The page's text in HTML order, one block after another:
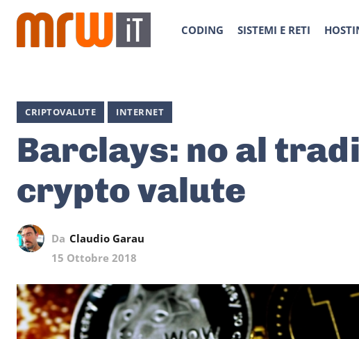
CODING SISTEMI E RETI
CRIPTOVALUTE INTERNET
Barclays: no al
crypto valute
Da Claudio Garau
15 Ottobre 2018